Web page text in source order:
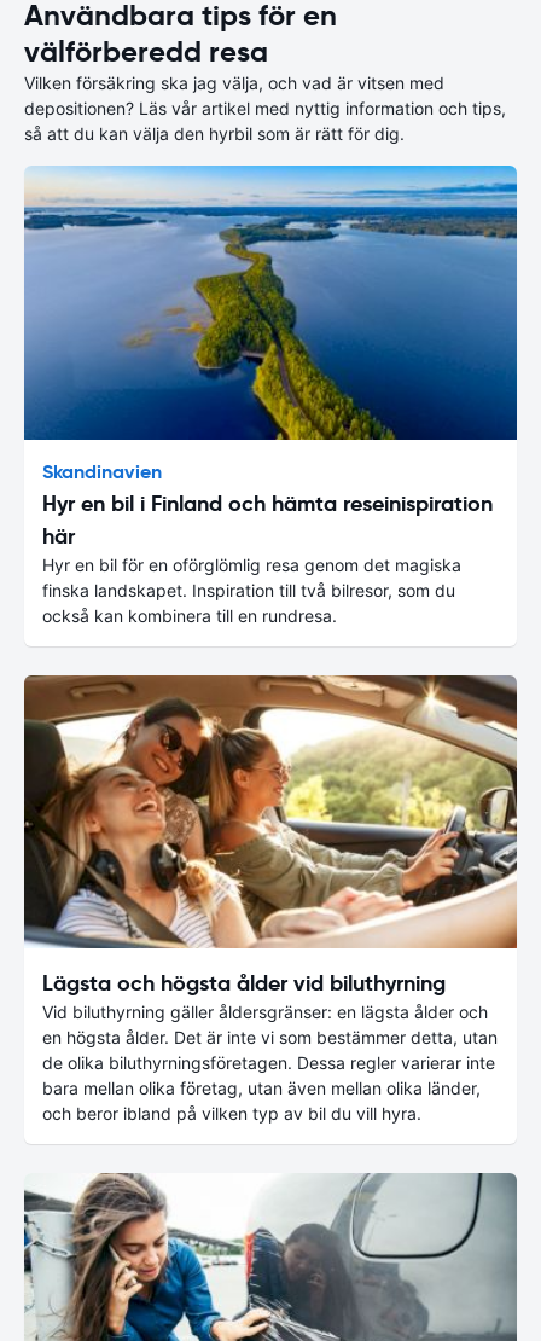
Användbara tips för en
välförberedd resa
Vilken försäkring ska jag välja, och vad är vitsen med
depositionen? Läs vår artikel med nyttig information och tips,
så att du kan välja den hyrbil som är rätt för dig.
Skandinavien
Hyr en bil i Finland och hämta reseinispiration
här
Hyr en bil för en oförglömlig resa genom det magiska
finska landskapet. Inspiration till två bilresor, som du
också kan kombinera till en rundresa.
Lägsta och högsta ålder vid biluthyrning
Vid biluthyrning gäller åldersgränser: en lägsta ålder och
en högsta ålder. Det är inte vi som bestämmer detta, utan
de olika biluthyrningsföretagen. Dessa regler varierar inte
bara mellan olika företag, utan även mellan olika länder,
och beror ibland på vilken typ av bil du vill hyra.